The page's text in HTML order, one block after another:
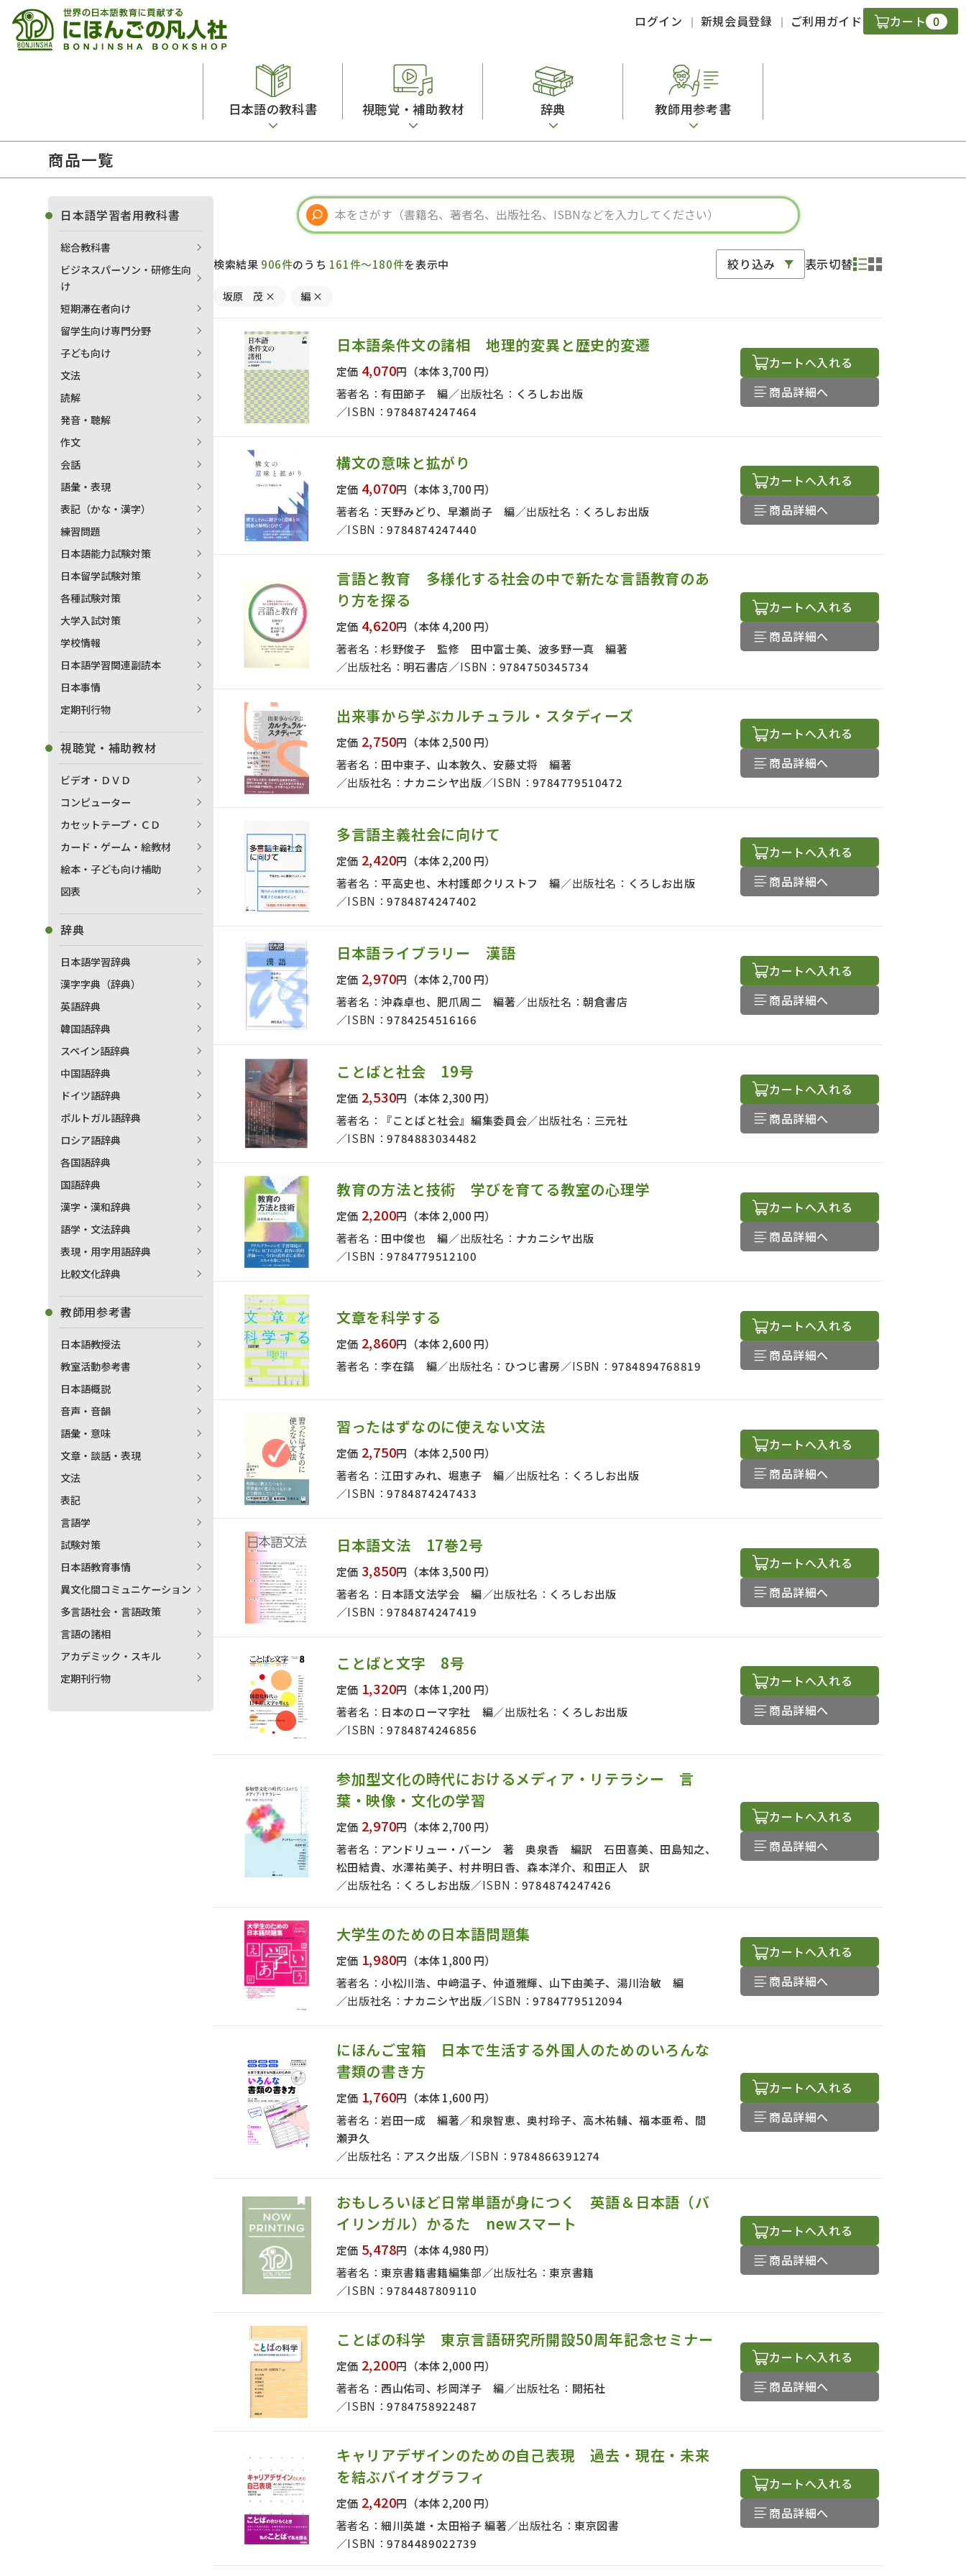
ログイン 新規会員登録 ご利用ガイド カート 0
日本語の教科書
留学生向け専門分野
子ども向け
文法
読解
発音・聴解
作文
練習問題
各種試験対策
日本語学習関連副読本
日本事情 定期刊行物
視聴覚・補助教材
カード・ゲーム・絵教材
絵本・子ども向け補助 図表
辞典
韓国語辞典
スペイン語辞典
中国語辞典
ドイツ語辞典
ポルトガル語辞典
ロシア語辞典
各国語辞典
語学・文法辞典
教師用参考書
音声・音韻
語彙・意味
文章・談話・表現
文法
表記
言語学
試験対策
多言語社会・言語政策
定期刊行物
商品一覧
検索結果 906件のうち 161件～180件を表示中 絞り込み 表示切替
著者名で絞り込む
絞り込む
坂原 茂 × 編 ×
日本語条件文の諸相 地理的変異と歴史的変遷
定価 4,070円 （本体 3,700 円）
著者名：有田節子 編 出版社名： くろしお出版
ISBN：9784874247464
カートへ入れる
商品詳細へ
構文の意味と拡がり
定価 4,070円 （本体 3,700 円）
著者名：天野みどり、早瀬尚子 編 出版社名： くろしお出版
ISBN：9784874247440
カートへ入れる
商品詳細へ
言語と教育 多様化する社会の中で新たな言語教育のあ
り方を探る
定価 4,620円 （本体 4,200 円）
著者名：杉野俊子 監修 田中富士美、波多野一真 編著
出版社名： 明石書店 ISBN： 9784750345734
カートへ入れる
商品詳細へ
出来事から学ぶカルチュラル・スタディーズ
定価 2,750円 （本体 2,500 円）
著者名： 田中東子、山本敦久、安藤丈将 編著
出版社名： ナカニシヤ出版 ISBN：9784779510472
カートへ入れる
商品詳細へ
多言語主義社会に向けて
定価 2,420円 （本体 2,200 円）
著者名：平高史也、木村護郎クリストフ 編 出版社名： くろしお出版
ISBN：9784874247402
カートへ入れる
商品詳細へ
日本語ライブラリー 漢語
定価 2,970円 （本体 2,700 円）
著者名：沖森卓也、肥爪周二 編著 出版社名：朝倉書店
ISBN：9784254516166
カートへ入れる
商品詳細へ
ことばと社会 19号
定価 2,530円 （本体 2,300 円）
著者名：
『ことばと社会』編集委員会 出版社名： 三元社
ISBN：9784883034482
カートへ入れる
商品詳細へ
教育の方法と技術 学びを育てる教室の心理学
定価 2,200円 （本体 2,000 円）
著者名： 田中俊也 編 出版社名： ナカニシヤ出版
ISBN：9784779512100
カートへ入れる
商品詳細へ
文章を科学する
定価 2,860円 （本体 2,600 円）
著者名：李在鎬 編 出版社名： ひつじ書房 ISBN： 9784894768819
カートへ入れる
商品詳細へ
習ったはずなのに使えない文法
定価 2,750円 （本体 2,500 円）
著者名： 江田すみれ、堀恵子 編 出版社名： くろしお出版
ISBN：9784874247433
カートへ入れる
商品詳細へ
日本語文法 17巻2号
定価 3,850円 （本体 3,500 円）
著者名： 日本語文法学会 編 出版社名： くろしお出版
ISBN：9784874247419
カートへ入れる
商品詳細へ
ことばと文字 8号
定価 1,320円 （本体 1,200 円）
著者名： 日本のローマ字社 編 出版社名： くろしお出版
ISBN：9784874246856
カートへ入れる
商品詳細へ
参加型文化の時代におけるメディア・リテラシー 言
葉・映像・文化の学習
定価 2,970円 （本体 2,700 円）
著者名： アンドリュー・バーン 著 奥泉香 編訳 石田喜美、田島知之、
松田結貴、水澤祐美子、村井明日香、森本洋介、和田正人 訳
出版社名： くろしお出版 ISBN： 9784874247426
カートへ入れる
商品詳細へ
大学生のための日本語問題集
定価 1,980円 （本体 1,800 円）
著者名：小松川浩、中﨑温子、仲道雅輝、山下由美子、湯川治敏 編
出版社名： ナカニシヤ出版 ISBN：9784779512094
カートへ入れる
商品詳細へ
にほんご宝箱 日本で生活する外国人のためのいろんな
書類の書き方
定価 1,760円 （本体 1,600 円）
著者名：岩田一成 編著／和泉智恵、奥村玲子、高木祐輔、福本亜希、間
瀬尹久
出版社名： アスク出版 ISBN：9784866391274
カートへ入れる
商品詳細へ
おもしろいほど日常単語が身につく 英語＆日本語（バ
イリンガル）かるた newスマート
定価 5,478円 （本体 4,980 円）
著者名：東京書籍書籍編集部 出版社名：東京書籍
ISBN：9784487809110
カートへ入れる
商品詳細へ
ことばの科学 東京言語研究所開設50周年記念セミナー
定価 2,200円 （本体 2,000 円）
著者名：西山佑司、杉岡洋子 編 出版社名： 開拓社
ISBN：9784758922487
カートへ入れる
商品詳細へ
キャリアデザインのための自己表現 過去・現在・未来
を結ぶバイオグラフィ
定価 2,420円 （本体 2,200 円）
著者名：細川英雄・太田裕子 編著 出版社名：東京図書
ISBN：9784489022739
カートへ入れる
商品詳細へ
日本語学習者用教科書
総合教科書
ビジネスパーソン・研修生向
け
短期滞在者向け
留学生向け専門分野
子ども向け
文法
読解
発音・聴解
作文
会話
語彙・表現
表記（かな・漢字）
練習問題
日本語能力試験対策
日本留学試験対策
各種試験対策
大学入試対策
学校情報
日本語学習関連副読本
日本事情
定期刊行物
視聴覚・補助教材
ビデオ・ＤＶＤ
コンピューター
カセットテープ・ＣＤ
カード・ゲーム・絵教材
絵本・子ども向け補助
図表
辞典
日本語学習辞典
漢字字典（辞典）
英語辞典
韓国語辞典
スペイン語辞典
中国語辞典
ドイツ語辞典
ポルトガル語辞典
ロシア語辞典
各国語辞典
国語辞典
漢字・漢和辞典
語学・文法辞典
表現・用字用語辞典
比較文化辞典
教師用参考書
日本語教授法
教室活動参考書
日本語概説
音声・音韻
語彙・意味
文章・談話・表現
文法
表記
言語学
試験対策
日本語教育事情
異文化間コミュニケーション
多言語社会・言語政策
言語の諸相
アカデミック・スキル
定期刊行物